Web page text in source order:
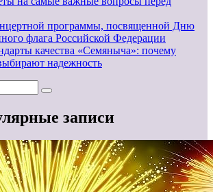
программы, посвященной Дню
флага Российской Федерации
качества «Семяныча»: почему
надежность
записи